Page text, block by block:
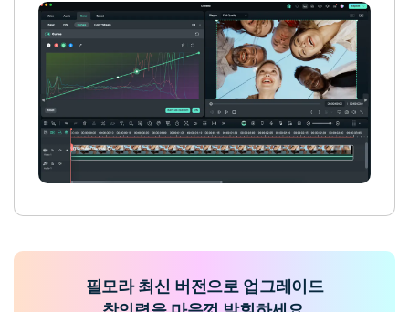
필모라 최신 버전으로 업그레이드